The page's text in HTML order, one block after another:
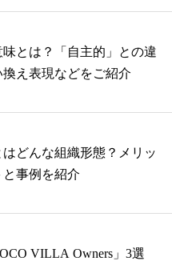
味とは？「自主的」との違
え表現などをご紹介
はどんな組織形態？メリッ
と事例を紹介
VILLA Owners」3選